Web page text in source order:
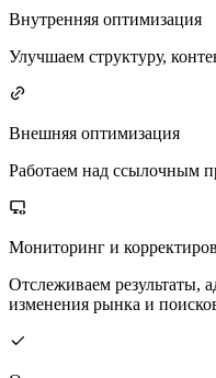
Внутренняя оптимизация
Улучшаем структуру,
Внешняя оптимизация
Работаем над ссылочным
Мониторинг и
Отслеживаем результаты,
изменения рынка и